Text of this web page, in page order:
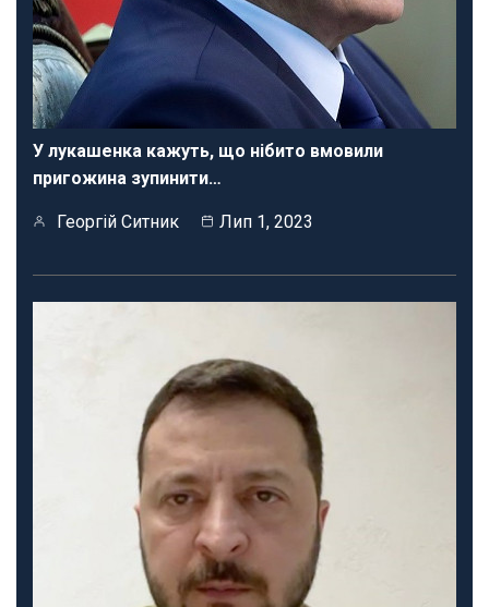
У лукашенка кажуть, що нібито вмовили
пригожина зупинити…
Георгій Ситник Лип 1, 2023